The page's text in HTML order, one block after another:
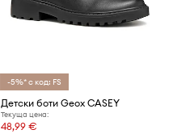
-5%* с код: FS
Детски боти Geox CASEY
Текуща цена:
48,99 €